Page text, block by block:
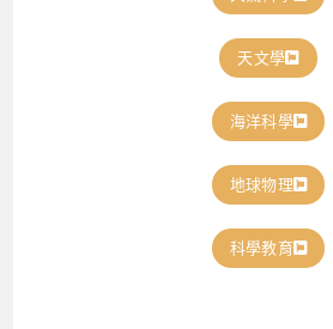
天文學
海洋科學
地球物理
科學教育